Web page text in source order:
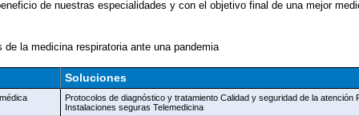
de nuestras especialidades y con el objetivo final de una mejor
de la medicina respiratoria ante una pandemia
Soluciones
Protocolos de diagnóstico y tratamiento Calidad y seguridad de la atención
Instalaciones seguras Telemedicina